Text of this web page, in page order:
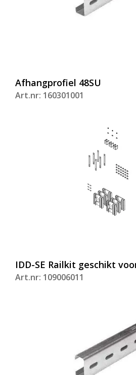
Afhangprofiel 48SU
Art.nr: 160301001
IDD-SE Railkit geschikt
Art.nr: 109006011